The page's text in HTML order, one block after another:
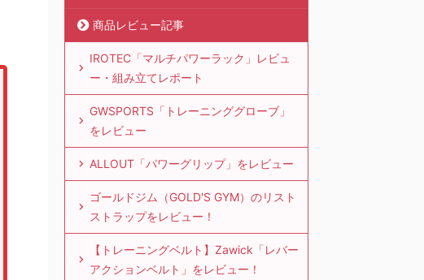
商品レビュー記事
IROTEC「マルチパワーラック」レビュ
ー・組み立てレポート
GWSPORTS「トレーニンググローブ」
をレビュー
ALLOUT「パワーグリップ」をレビュー
ゴールドジム（GOLD'S GYM）のリスト
ストラップをレビュー！
【トレーニングベルト】Zawick「レバー
アクションベルト」をレビュー！